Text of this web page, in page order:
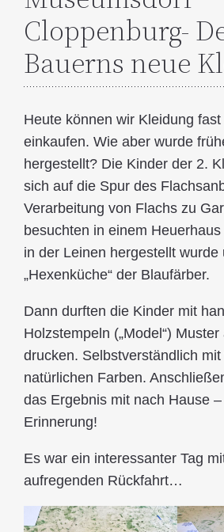
Cloppenburg-
Bauerns neue
Heute können wir Kleidung fast
einkaufen. Wie aber wurde
hergestellt? Die Kinder der 2.
sich auf die Spur des
Verarbeitung von Flachs zu
besuchten in einem
in der Leinen hergestellt wurde
„Hexenküche“ der Blaufärber.
Dann durften die Kinder mit
Holzstempeln („Model“) Muster
drucken. Selbstverständlich
natürlichen Farben.
das Ergebnis mit nach Hause
Erinnerung!
Es war ein interessanter Tag
aufregenden Rückfahrt…